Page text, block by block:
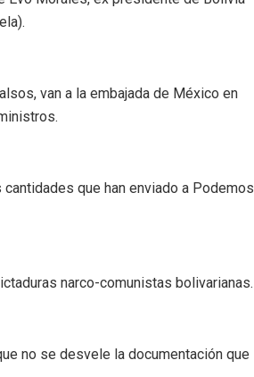
van a la embajada de México en
que han enviado a Podemos
narco-comunistas bolivarianas.
no se desvele la documentación que